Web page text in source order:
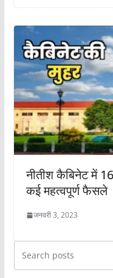
नीतीश कैबिनेट में
कई महत्वपूर्ण फैसले
जनवरी 3, 2023